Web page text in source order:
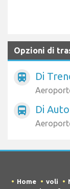
Opzioni di
train Di
directions_bus Di
Home voli